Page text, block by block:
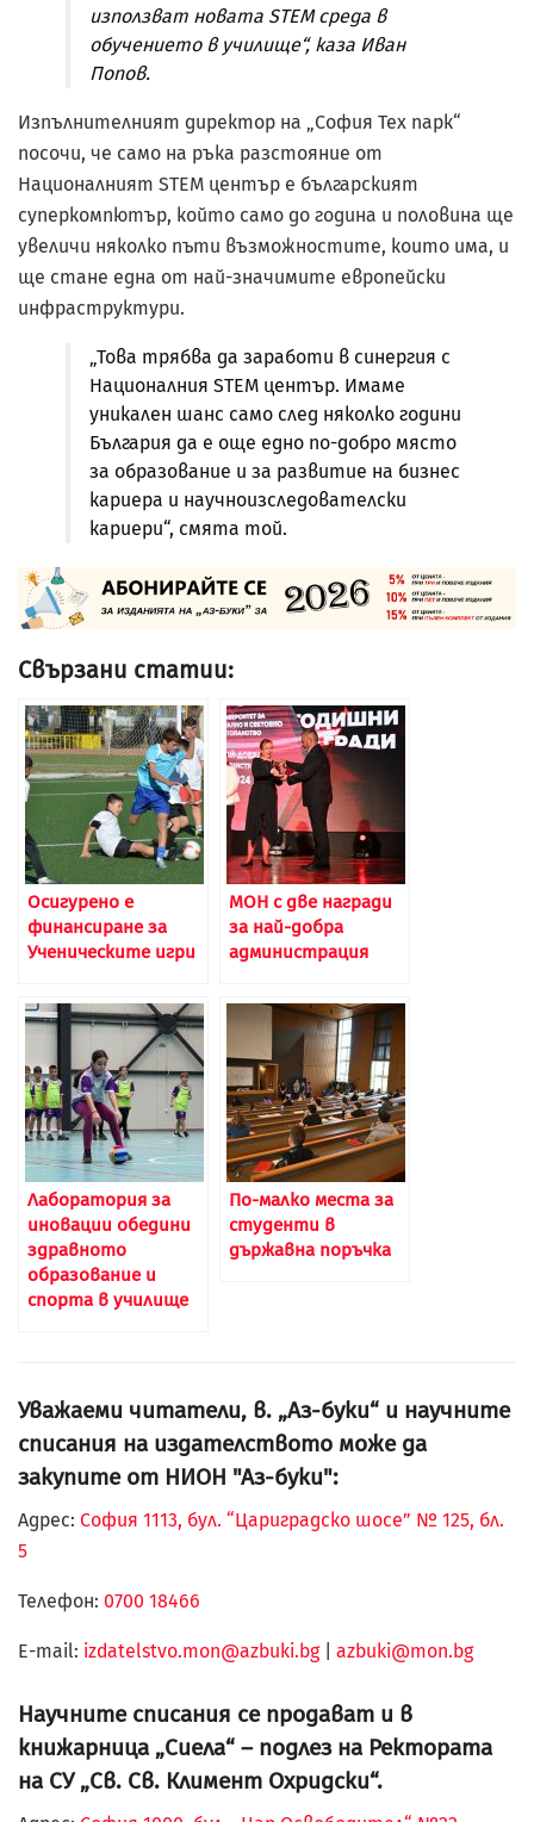
използват новата STEM среда в
обучението в училище“, каза Иван
Попов.
Изпълнителният директор на „София Тех парк“
посочи, че само на ръка разстояние от
Националният STEM център е българският
суперкомпютър, който само до година и половина ще
увеличи няколко пъти възможностите, които има, и
ще стане една от най-значимите европейски
инфраструктури.
„Това трябва да заработи в синергия с
Националния STEM център. Имаме
уникален шанс само след няколко години
България да е още едно по-добро място
за образование и за развитие на бизнес
кариера и научноизследователски
кариери“, смята той.
Свързани статии:
Осигурено е
финансиране за
Ученическите игри
МОН с две награди
за най-добра
администрация
Лаборатория за
иновации обедини
здравното
образование и
спорта в училище
По-малко места за
студенти в
държавна поръчка
Уважаеми читатели, в. „Аз-буки“ и научните
списания на издателството може да
закупите от НИОН "Аз-буки":
Адрес: София 1113, бул. “Цариградско шосе” № 125, бл.
5
Телефон: 0700 18466
Е-mail: izdatelstvo.mon@azbuki.bg| azbuki@mon.bg
Научните списания се продават и в
книжарница „Сиела“ – подлез на Ректората
на СУ „Св. Св. Климент Охридски“.